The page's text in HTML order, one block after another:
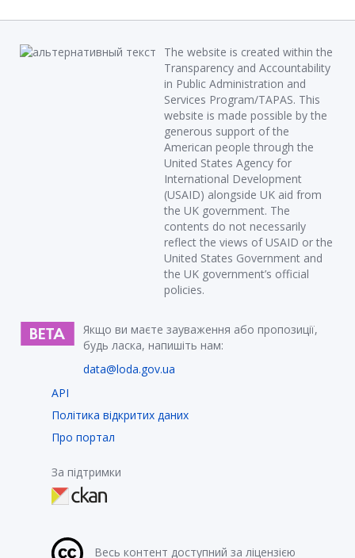
The website is created within the
Transparency and Accountability
in Public Administration and
Services Program/TAPAS. This
website is made possible by the
generous support of the
American people through the
United States Agency for
International Development
(USAID) alongside UK aid from
the UK government. The
contents do not necessarily
reflect the views of USAID or the
United States Government and
the UK government’s official
policies.
Якщо ви маєте зауваження або пропозиції,
будь ласка, напишіть нам:
data@loda.gov.ua
API
Політика відкритих даних
Про портал
За підтримки
Весь контент доступний за ліцензією